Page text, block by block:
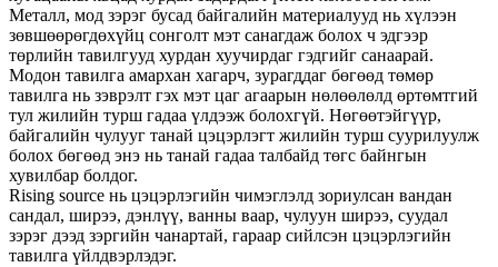
Металл, мод зэрэг бусад байгалийн материалууд нь хүлээн
зөвшөөрөгдөхүйц сонголт мэт санагдаж болох ч эдгээр
төрлийн тавилгууд хурдан хуучирдаг гэдгийг санаарай.
Модон тавилга амархан хагарч, зурагддаг бөгөөд төмөр
тавилга нь зэврэлт гэх мэт цаг агаарын нөлөөлөлд өртөмтгий
тул жилийн турш гадаа үлдээж болохгүй. Нөгөөтэйгүүр,
байгалийн чулууг танай цэцэрлэгт жилийн турш суурилуулж
болох бөгөөд энэ нь танай гадаа талбайд төгс байнгын
хувилбар болдог.
Rising source нь цэцэрлэгийн чимэглэлд зориулсан вандан
сандал, ширээ, дэнлүү, ванны ваар, чулуун ширээ, суудал
зэрэг дээд зэргийн чанартай, гараар сийлсэн цэцэрлэгийн
тавилга үйлдвэрлэдэг.